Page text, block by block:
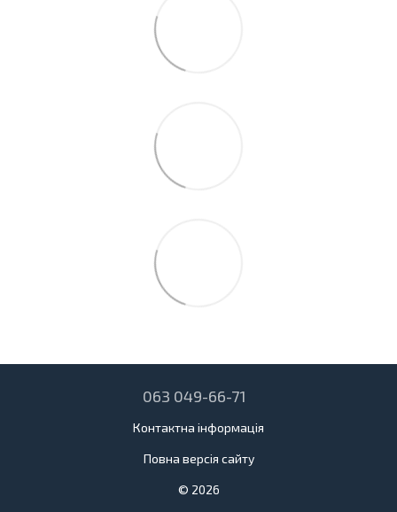
063 049-66-71
Контактна інформація
Повна версія сайту
© 2026